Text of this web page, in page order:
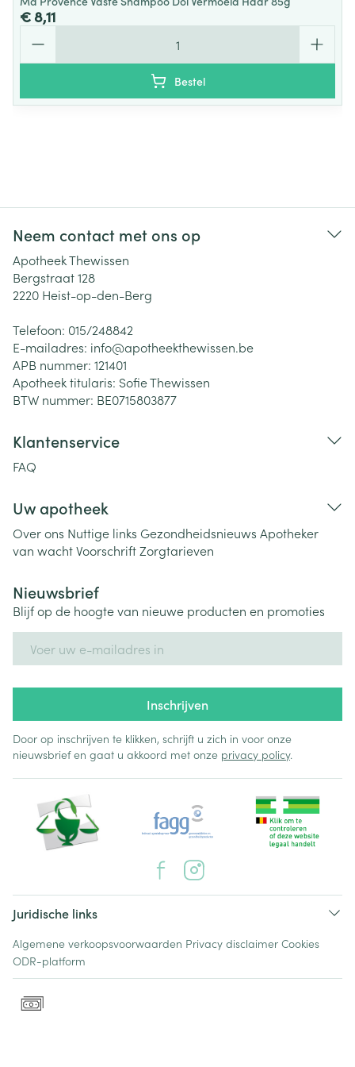
€ 8,11
Bestel
Neem contact met ons op
Apotheek Thewissen
Bergstraat 128
2220 Heist-op-den-Berg
Telefoon: 015/248842
E-mailadres: info@apotheekthewissen.be
APB nummer: 121401
Apotheek titularis: Sofie Thewissen
BTW nummer: BE0715803877
Klantenservice
FAQ
Uw apotheek
Over ons Nuttige links Gezondheidsnieuws Apotheker
van wachtVoorschriftZorgtarieven
Nieuwsbrief
Blijf op de hoogte van nieuwe producten en promoties
Inschrijven
Door op inschrijven te klikken, schrijft u zich in voor onze
nieuwsbrief en gaat u akkoord met onze privacy policy.
Juridische links
Algemene verkoopsvoorwaarden Privacy disclaimer Cookies
ODR-platform